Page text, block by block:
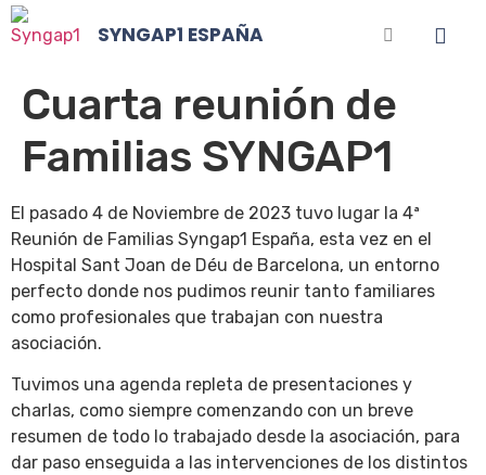
SYNGAP1 ESPAÑA
Cuarta reunión de
Familias SYNGAP1
El pasado 4 de Noviembre de 2023 tuvo lugar la 4ª
Reunión de Familias Syngap1 España, esta vez en el
Hospital Sant Joan de Déu de Barcelona, un entorno
perfecto donde nos pudimos reunir tanto familiares
como profesionales que trabajan con nuestra
asociación.
Tuvimos una agenda repleta de presentaciones y
charlas, como siempre comenzando con un breve
resumen de todo lo trabajado desde la asociación, para
dar paso enseguida a las intervenciones de los distintos